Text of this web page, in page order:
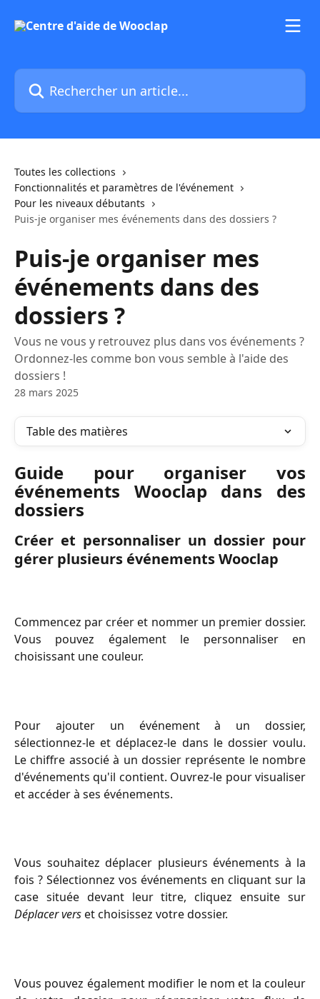
Rechercher un article...
Toutes les collections
Fonctionnalités et paramètres de l'événement
Pour les niveaux débutants
Puis-je organiser mes événements dans des dossiers ?
Puis-je organiser mes
événements dans des
dossiers ?
Vous ne vous y retrouvez plus dans vos événements ?
Ordonnez-les comme bon vous semble à l'aide des
dossiers !
28 mars 2025
Table des matières
Guide pour organiser vos
événements Wooclap dans des
dossiers
Créer et personnaliser un dossier pour
gérer plusieurs événements Wooclap
Commencez par créer et nommer un premier dossier.
Vous pouvez également le personnaliser en
choisissant une couleur.
Pour ajouter un événement à un dossier,
sélectionnez-le et déplacez-le dans le dossier voulu.
Le chiffre associé à un dossier représente le nombre
d'événements qu'il contient. Ouvrez-le pour visualiser
et accéder à ses événements.
Vous souhaitez déplacer plusieurs événements à la
fois ? Sélectionnez vos événements en cliquant sur la
case située devant leur titre, cliquez ensuite sur
Déplacer verset choisissez votre dossier.
Vous pouvez également modifier le nom et la couleur